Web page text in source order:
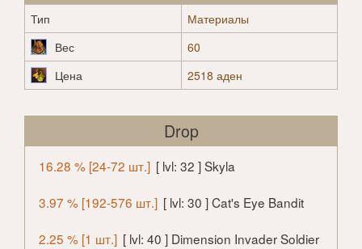
Тип
Материалы
Вес
60
Цена
2518 аден
Drop
16.28 % [24-72 шт.] [ lvl: 32 ] Skyla
3.97 % [192-576 шт.] [ lvl: 30 ] Cat's Eye Bandit
2.25 % [1 шт.] [ lvl: 40 ] Dimension Invader Soldier